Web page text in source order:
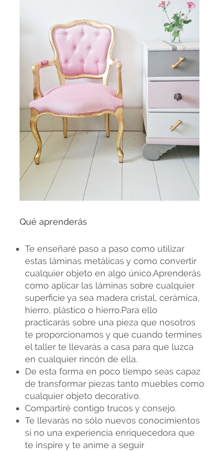
Qué aprenderás
Te enseñaré paso a paso como utilizar
estas láminas metálicas y como convertir
cualquier objeto en algo único.Aprenderás
como aplicar las láminas sobre cualquier
superficie ya sea madera cristal, cerámica,
hierro, plástico o hierro.Para ello
practicarás sobre una pieza que nosotros
te proporcionamos y que cuando termines
el taller te llevarás a casa para que luzca
en cualquier rincón de ella.
De esta forma en poco tiempo seas capaz
de transformar piezas tanto muebles como
cualquier objeto decorativo.
Compartiré contigo trucos y consejo.
Te llevarás no sólo nuevos conocimientos
si no una experiencia enriquecedora que
te inspire y te anime a seguir